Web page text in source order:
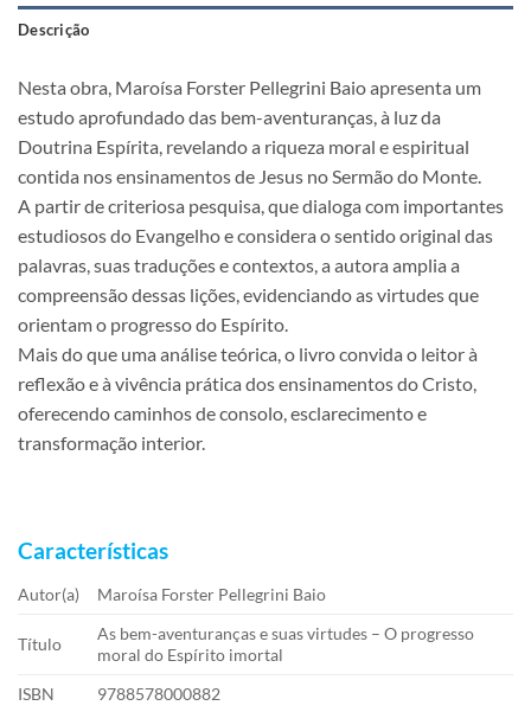
Descrição
Nesta obra, Maroísa Forster Pellegrini Baio apresenta um
estudo aprofundado das bem-aventuranças, à luz da
Doutrina Espírita, revelando a riqueza moral e espiritual
contida nos ensinamentos de Jesus no Sermão do Monte.
A partir de criteriosa pesquisa, que dialoga com importantes
estudiosos do Evangelho e considera o sentido original das
palavras, suas traduções e contextos, a autora amplia a
compreensão dessas lições, evidenciando as virtudes que
orientam o progresso do Espírito.
Mais do que uma análise teórica, o livro convida o leitor à
reflexão e à vivência prática dos ensinamentos do Cristo,
oferecendo caminhos de consolo, esclarecimento e
transformação interior.
Características
Autor(a) Maroísa Forster Pellegrini Baio
Título
As bem-aventuranças e suas virtudes – O progresso
moral do Espírito imortal
ISBN
9788578000882